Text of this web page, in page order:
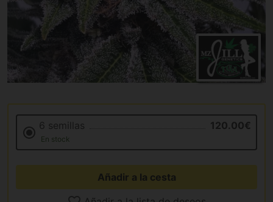
6 semillas 120.00€
En stock
Añadir a la cesta